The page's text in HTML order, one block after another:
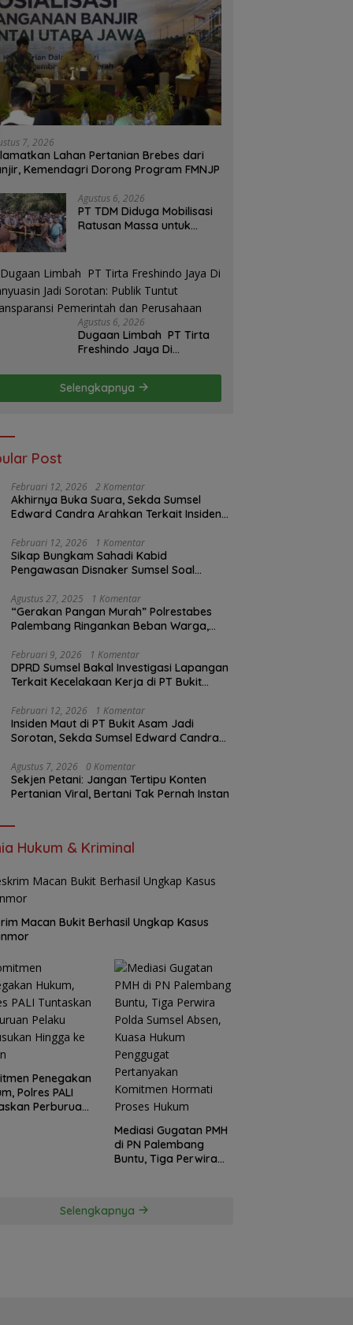
7, 2026
Lahan Pertanian Brebes dari
Kemendagri Dorong Program FMNJP
Agustus 6, 2026
PT TDM Diduga Mobilisasi
Ratusan Massa untuk
Agustus 6, 2026
Dugaan Limbah PT Tirta
Freshindo Jaya Di
Publik Tuntut Transparansi
Pemerintah dan
Perusahaan
Selengkapnya
Post
Februari 12, 2026 2 Komentar
Akhirnya Buka Suara, Sekda Sumsel
Edward Candra Arahkan Terkait Insiden
Februari 12, 2026 1 Komentar
Sikap Bungkam Sahadi Kabid
Pengawasan Disnaker Sumsel Soal
Pengawasan K3?
Agustus 27, 2025 1 Komentar
“Gerakan Pangan Murah” Polrestabes
Palembang Ringankan Beban Warga,
Februari 9, 2026 1 Komentar
DPRD Sumsel Bakal Investigasi Lapangan
Terkait Kecelakaan Kerja di PT Bukit
Februari 12, 2026 1 Komentar
Insiden Maut di PT Bukit Asam Jadi
Sorotan, Sekda Sumsel Edward Candra
Agustus 7, 2026 0 Komentar
Sekjen Petani: Jangan Tertipu Konten
Pertanian Viral, Bertani Tak Pernah Instan
Hukum & Kriminal
Macan Bukit Berhasil Ungkap Kasus
Penegakan
Polres PALI
Perburuan
Mediasi Gugatan PMH
di PN Palembang
Buntu, Tiga Perwira
Pertanyakan
Selengkapnya